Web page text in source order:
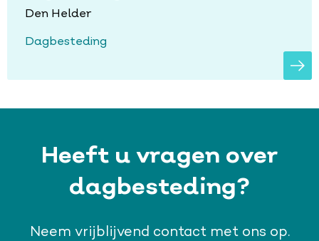
Den Helder
Dagbesteding
Heeft u vragen over
dagbesteding?
Neem vrijblijvend contact met ons op.